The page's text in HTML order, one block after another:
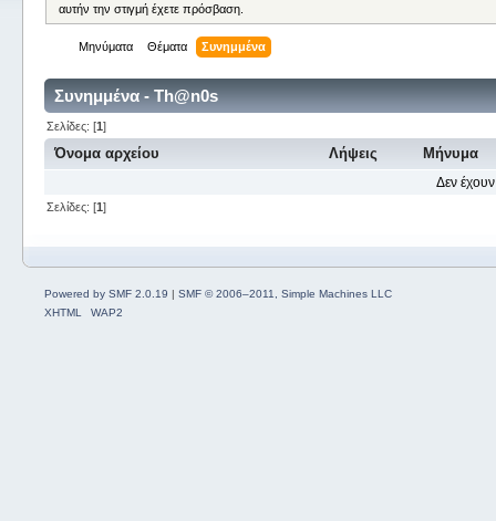
αυτήν την στιγμή έχετε πρόσβαση.
Μηνύματα Θέματα Συνημμένα
Συνημμένα - Th@n0s
Σελίδες: [1]
Όνομα αρχείου Λήψεις Μήνυμα
Δεν
Σελίδες: [1]
Powered by SMF 2.0.19 | SMF © 2006–2011, Simple Machines LLC
XHTML
WAP2